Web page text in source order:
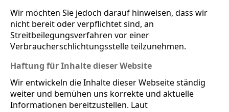
Wir möchten Sie jedoch darauf hinweisen, dass wir
nicht bereit oder verpflichtet sind, an
Streitbeilegungsverfahren vor einer
Verbraucherschlichtungsstelle teilzunehmen.
Haftung für Inhalte dieser Website
Wir entwickeln die Inhalte dieser Webseite ständig
weiter und bemühen uns korrekte und aktuelle
Informationen bereitzustellen. Laut